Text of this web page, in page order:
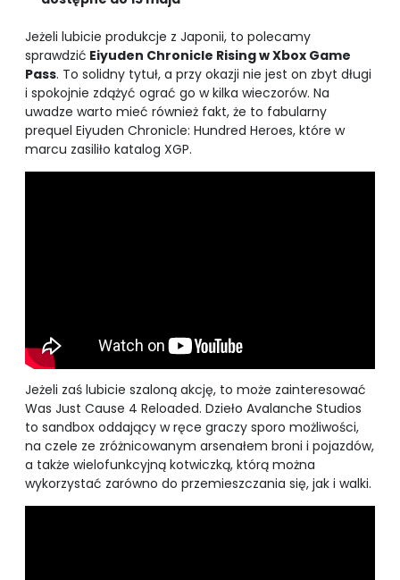
Jeżeli lubicie produkcje z Japonii, to polecamy
sprawdzić Eiyuden Chronicle Rising w Xbox Game
Pass. To solidny tytuł, a przy okazji nie jest on zbyt długi
i spokojnie zdążyć ograć go w kilka wieczorów. Na
uwadze warto mieć również fakt, że to fabularny
prequel Eiyuden Chronicle: Hundred Heroes, które w
marcu zasiliło katalog XGP.
Jeżeli zaś lubicie szaloną akcję, to może zainteresować
Was Just Cause 4 Reloaded. Dzieło Avalanche Studios
to sandbox oddający w ręce graczy sporo możliwości,
na czele ze zróżnicowanym arsenałem broni i pojazdów,
a także wielofunkcyjną kotwiczką, którą można
wykorzystać zarówno do przemieszczania się, jak i walki.